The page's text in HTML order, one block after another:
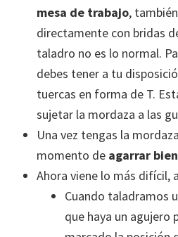
mesa de trabajo,
directamente con bridas
taladro no es lo normal.
debes tener a tu
tuercas en forma de T.
sujetar la mordaza a las
Una vez tengas la
momento de agarrar
Ahora viene lo más difícil,
Cuando taladramos
que haya un agujero